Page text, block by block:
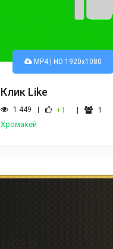
MP4 | HD 1920x1080
Клик Like
1 449 +1
1
Хромакей